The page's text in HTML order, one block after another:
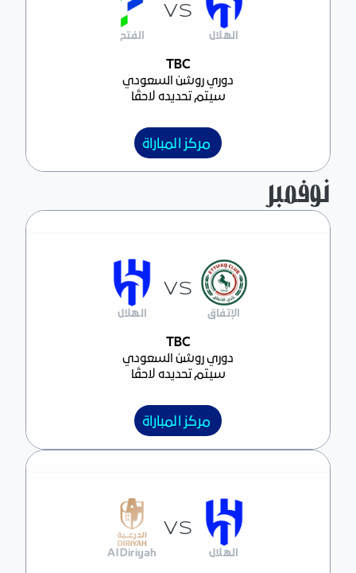
مركز المباراةTBC
دوري روشن السعودي
سيتم تحديده لاحقًا
الهلال
VS
الفتح
مركز المباراة
نوفمبر
مركز المباراةTBC
دوري روشن السعودي
سيتم تحديده لاحقًا
الإتفاق
VS
الهلال
مركز المباراة
الهلال
VS
Al Diriyah